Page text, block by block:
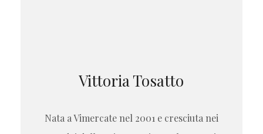
Vittoria Tosatto
Nata a Vimercate nel 2001 e cresciuta nei